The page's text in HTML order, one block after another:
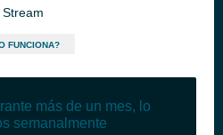
Stream
FUNCIONA?
más de un mes, lo
semanalmente